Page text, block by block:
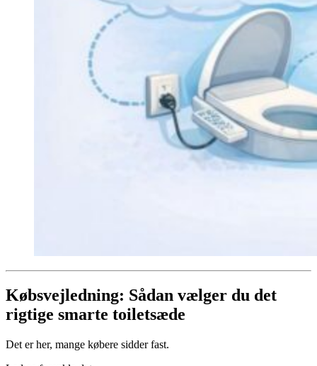
Købsvejledning: Sådan vælger du det
rigtige smarte toiletsæde
Det er her, mange købere sidder fast.